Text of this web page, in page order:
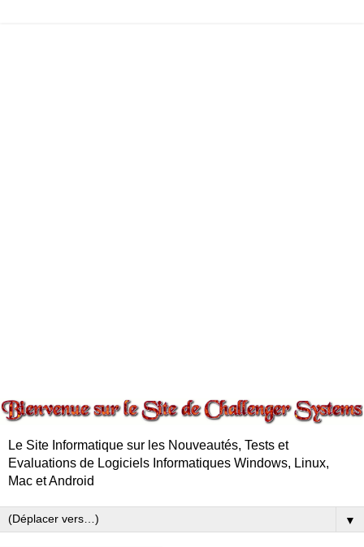
Le Site Informatique sur les Nouveautés, Tests et
Evaluations de Logiciels Informatiques Windows, Linux,
Mac et Android
▼